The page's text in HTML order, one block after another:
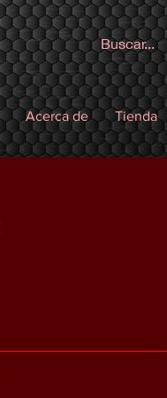
Acerca de Tienda